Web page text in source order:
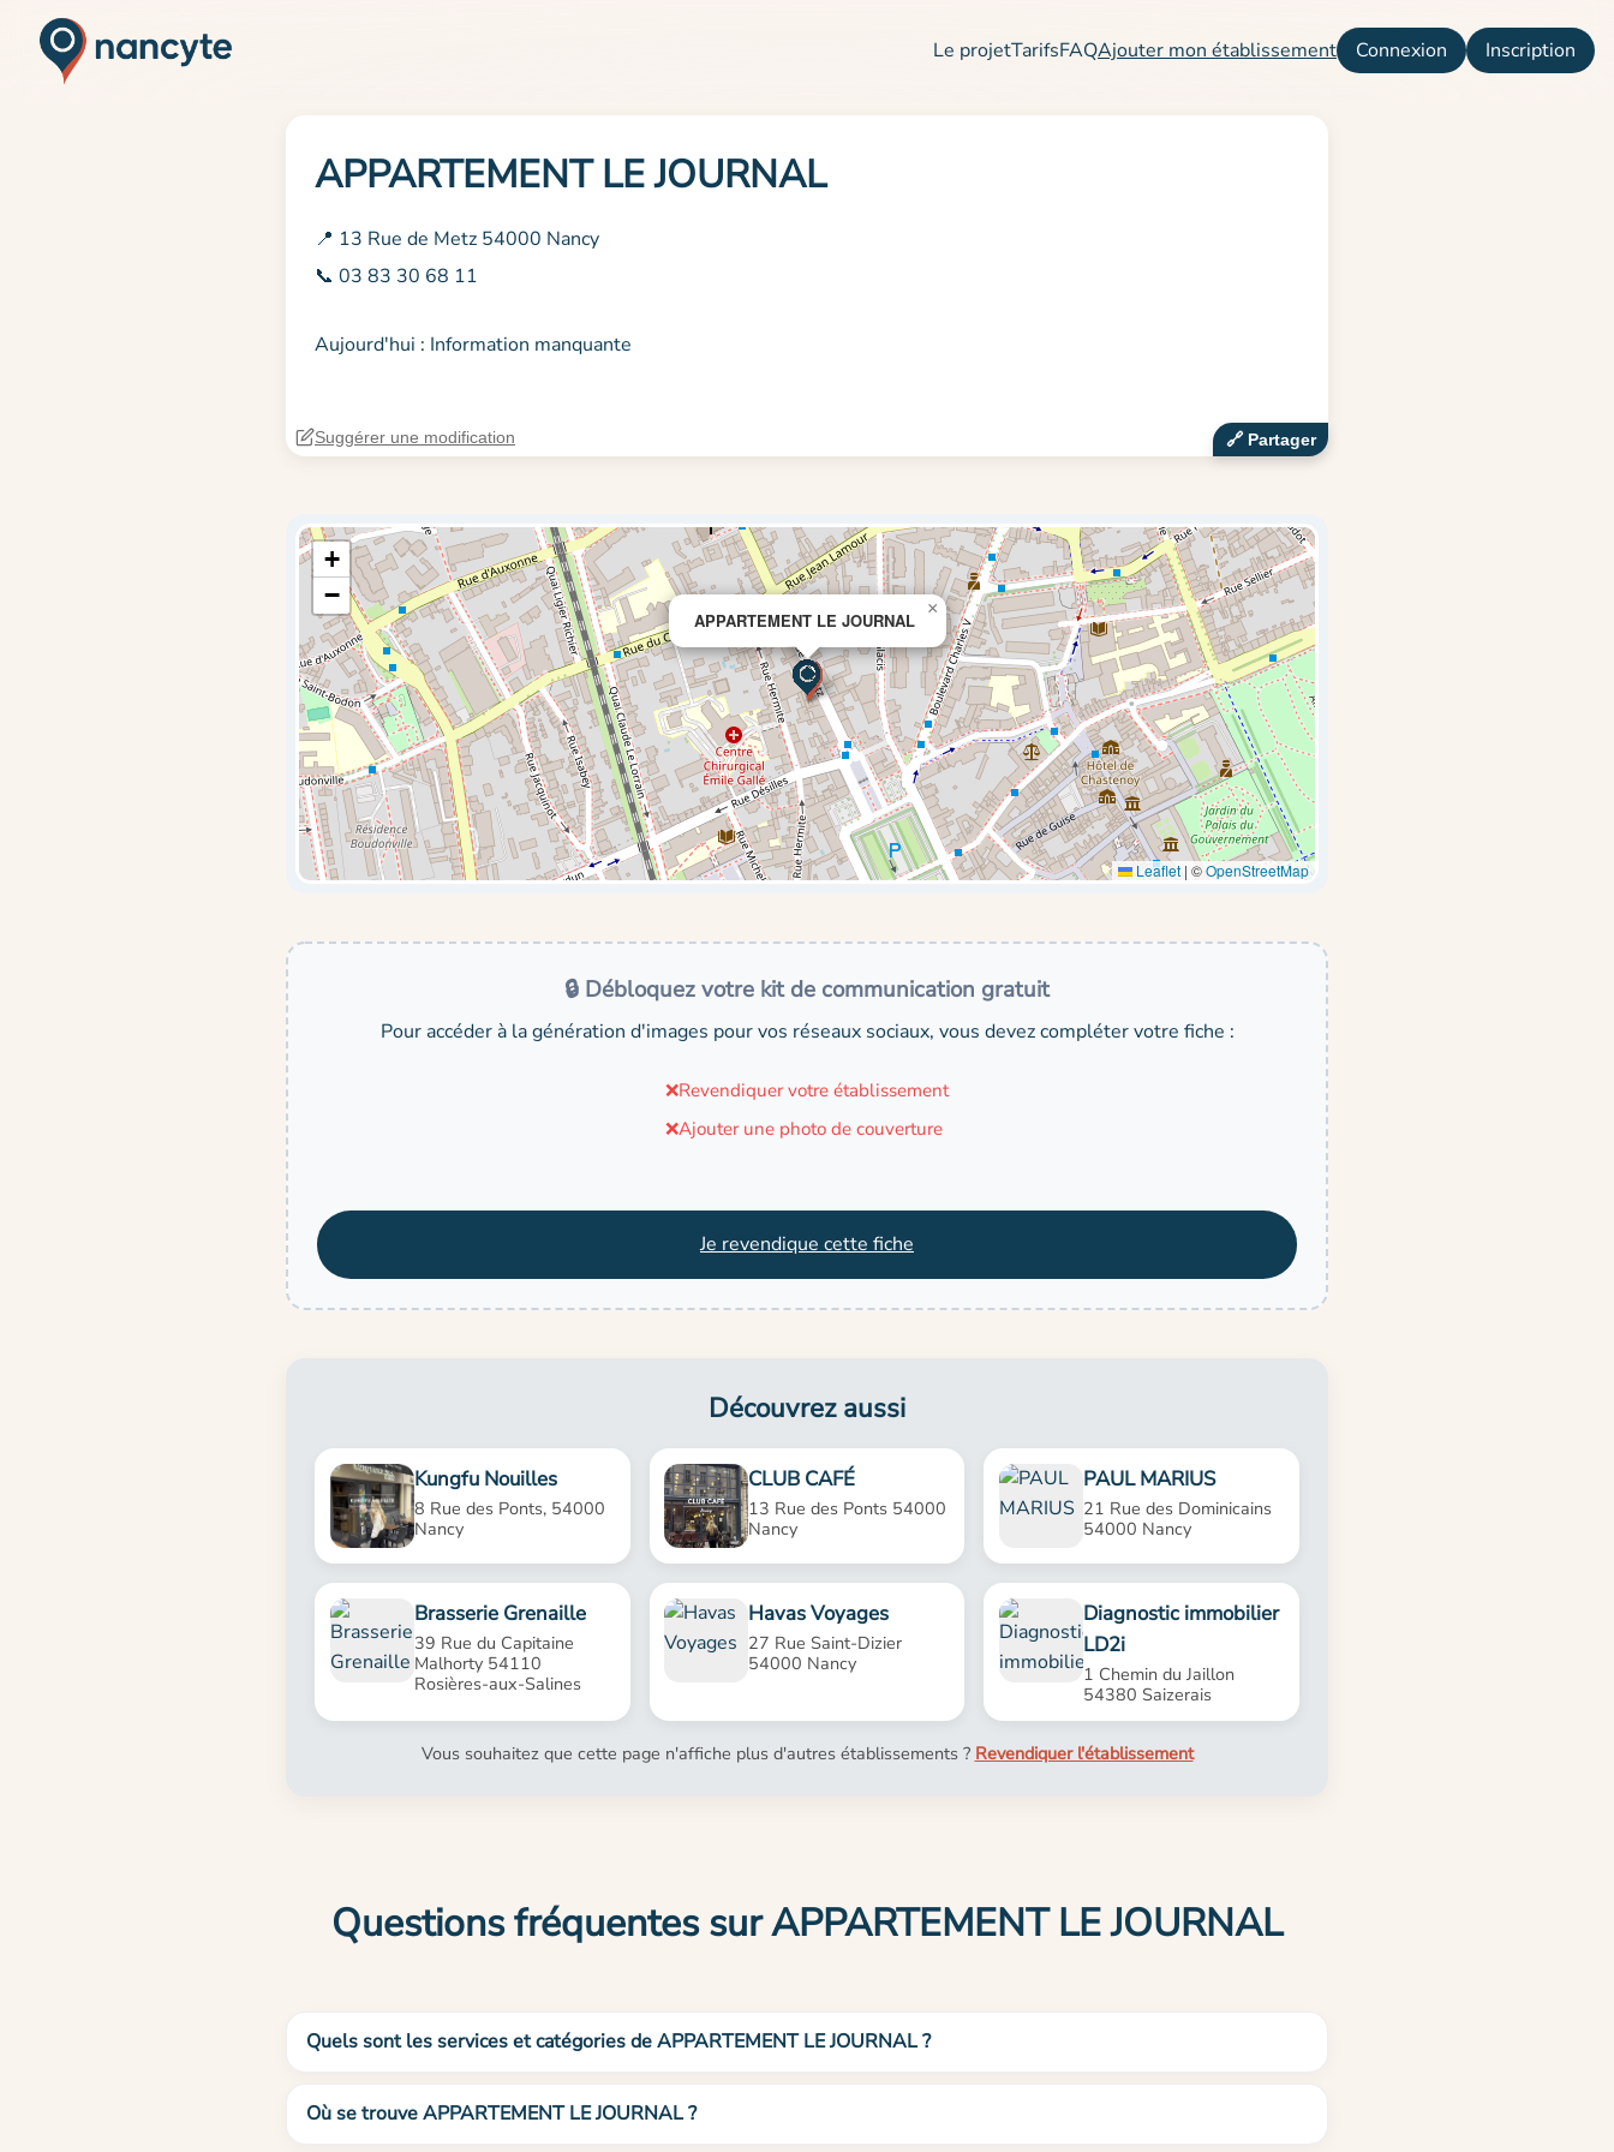
Le projetTarifsFAQAjouter mon établissement Connexion Inscription
APPARTEMENT LE JOURNAL
📍 13 Rue de Metz 54000 Nancy
📞 03 83 30 68 11
Aujourd'hui : Information manquante
🔗‍️ Partager
Suggérer une modification
APPARTEMENT LE JOURNAL
×
+
−
Leaflet | ©OpenStreetMap
🔒 Débloquez votre kit de communication gratuit
Pour accéder à la génération d'images pour vos réseaux sociaux, vous devez compléter votre fiche :
❌Revendiquer votre établissement
❌Ajouter une photo de couverture
Je revendique cette fiche
Découvrez aussi
Kungfu Nouilles
8 Rue des Ponts, 54000
Nancy
CLUB CAFÉ
13 Rue des Ponts 54000
Nancy
PAUL MARIUS
21 Rue des Dominicains
54000 Nancy
Brasserie Grenaille
39 Rue du Capitaine
Malhorty 54110
Rosières-aux-Salines
Havas Voyages
27 Rue Saint-Dizier
54000 Nancy
Diagnostic immobilier
LD2i
1 Chemin du Jaillon
54380 Saizerais
Vous souhaitez que cette page n'affiche plus d'autres établissements ? Revendiquer l'établissement
Questions fréquentes sur APPARTEMENT LE JOURNAL
Quels sont les services et catégories de APPARTEMENT LE JOURNAL ?
Où se trouve APPARTEMENT LE JOURNAL ?